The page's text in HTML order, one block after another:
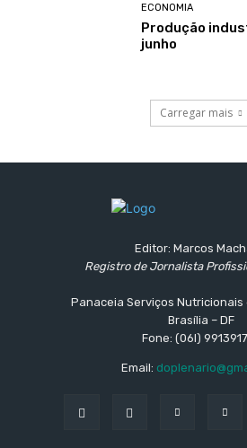
ECONOMIA
Produção
junho
Carregar mais
Editor: Marcos
Registro de Jornalista
Panaceia Serviços Nutricionais
Brasília – DF
Fone: (06l)
Email: